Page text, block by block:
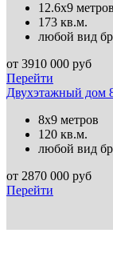
12.6х9 метров
173 кв.м.
любой вид
от 3910 000 руб
Перейти
Двухэтажный дом
8х9 метров
120 кв.м.
любой вид
от 2870 000 руб
Перейти